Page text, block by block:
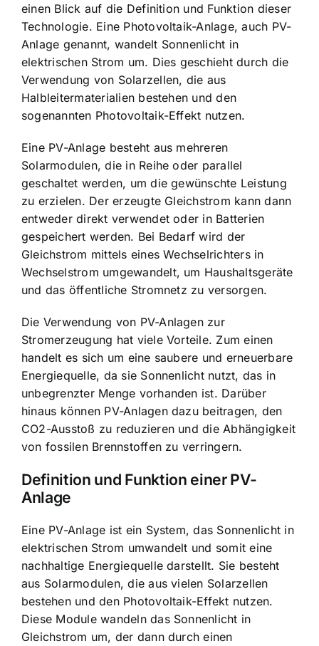
einen Blick auf die Definition und Funktion dieser
Technologie. Eine Photovoltaik-Anlage, auch PV-
Anlage genannt, wandelt Sonnenlicht in
elektrischen Strom um. Dies geschieht durch die
Verwendung von Solarzellen, die aus
Halbleitermaterialien bestehen und den
sogenannten Photovoltaik-Effekt nutzen.
Eine PV-Anlage besteht aus mehreren
Solarmodulen, die in Reihe oder parallel
geschaltet werden, um die gewünschte Leistung
zu erzielen. Der erzeugte Gleichstrom kann dann
entweder direkt verwendet oder in Batterien
gespeichert werden. Bei Bedarf wird der
Gleichstrom mittels eines Wechselrichters in
Wechselstrom umgewandelt, um Haushaltsgeräte
und das öffentliche Stromnetz zu versorgen.
Die Verwendung von PV-Anlagen zur
Stromerzeugung hat viele Vorteile. Zum einen
handelt es sich um eine saubere und erneuerbare
Energiequelle, da sie Sonnenlicht nutzt, das in
unbegrenzter Menge vorhanden ist. Darüber
hinaus können PV-Anlagen dazu beitragen, den
CO2-Ausstoß zu reduzieren und die Abhängigkeit
von fossilen Brennstoffen zu verringern.
Definition und Funktion einer PV-
Anlage
Eine PV-Anlage ist ein System, das Sonnenlicht in
elektrischen Strom umwandelt und somit eine
nachhaltige Energiequelle darstellt. Sie besteht
aus Solarmodulen, die aus vielen Solarzellen
bestehen und den Photovoltaik-Effekt nutzen.
Diese Module wandeln das Sonnenlicht in
Gleichstrom um, der dann durch einen